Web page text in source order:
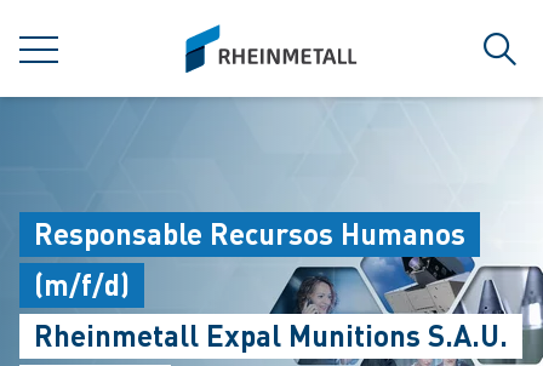
MENU
siteLogo
Responsable Recursos Humanos
(m/f/d)
Rheinmetall Expal Munitions S.A.U.